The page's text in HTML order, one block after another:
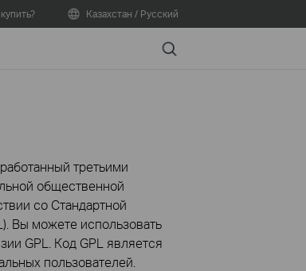
Казахстан / Русский
Search
третьими
общественной
со Стандартной
Вы можете использовать
GPL. Код GPL является
пользователей.